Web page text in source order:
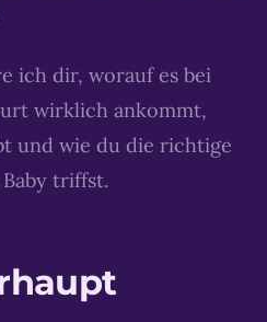
ich dir, worauf es bei
wirklich ankommt,
und wie du die richtige
triffst.